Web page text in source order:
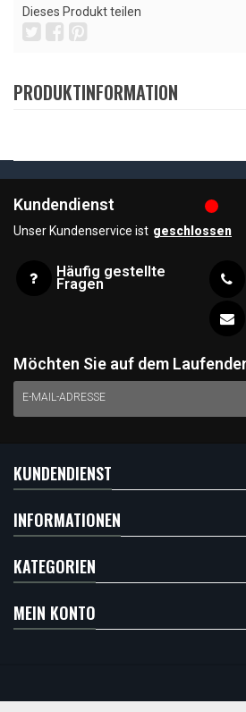
Dieses Produkt teilen
PRODUKTINFORMATION
Kundendienst
Unser Kundenservice ist geschlossen
Häufig gestellte
Fragen
Möchten Sie auf dem
E-MAIL-ADRESSE
KUNDENDIENST
INFORMATIONEN
KATEGORIEN
MEIN KONTO